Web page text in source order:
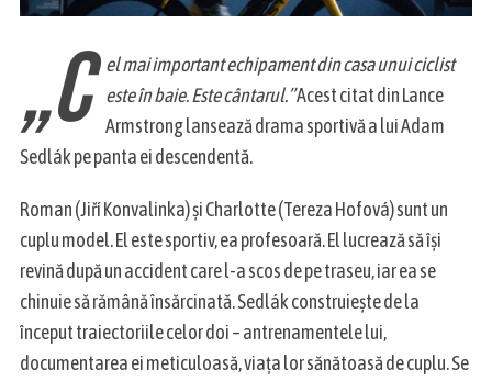
„C
el mai important echipament din casa unui ciclist
este în baie. Este cântarul.”Acest citat din Lance
Armstrong lansează drama sportivă a lui Adam
Sedlák pe panta ei descendentă.
Roman (Jiří Konvalinka) și Charlotte (Tereza Hofová) sunt un
cuplu model. El este sportiv, ea profesoară. El lucrează să își
revină după un accident care l-a scos de pe traseu, iar ea se
chinuie să rămână însărcinată. Sedlák construiește de la
început traiectoriile celor doi – antrenamentele lui,
documentarea ei meticuloasă, viața lor sănătoasă de cuplu. Se